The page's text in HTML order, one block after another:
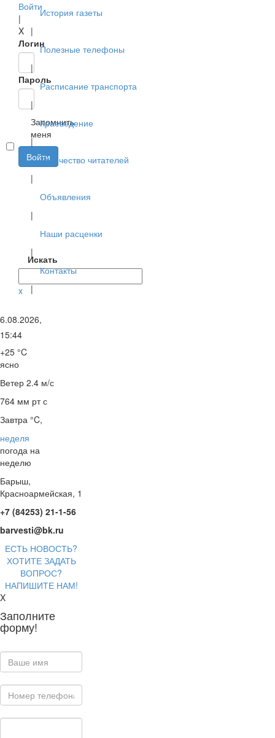
Войти
|
X
Логин
Пароль
Запомнить
меня
Войти
Искать
x
История газеты
|
Полезные телефоны
|
Расписание транспорта
|
Краеведение
|
Творчество читателей
|
Объявления
|
Наши расценки
|
Контакты
|
6.08.2026,
15:44
+25 °C
ясно
Ветер 2.4 м/с
764 мм рт с
Завтра °C,
неделя
погода на
неделю
Барыш,
Красноармейская, 1
+7 (84253) 21-1-56
barvesti@bk.ru
ЕСТЬ НОВОСТЬ?
ХОТИТЕ ЗАДАТЬ
ВОПРОС?
НАПИШИТЕ НАМ!
X
Заполните
форму!